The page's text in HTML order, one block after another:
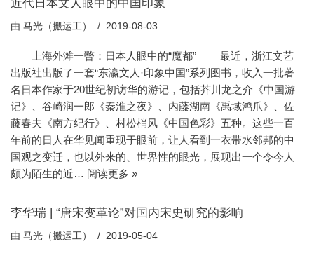
近代日本文人眼中的中国印象
由 马光（搬运工） 2019-08-03
上海外滩一瞥：日本人眼中的“魔都” 最近，浙江文艺
出版社出版了一套“东瀛文人·印象中国”系列图书，收入一批著
名日本作家于20世纪初访华的游记，包括芥川龙之介《中国游
记》、谷崎润一郎《秦淮之夜》、内藤湖南《禹域鸿爪》、佐
藤春夫《南方纪行》、村松梢风《中国色彩》五种。这些一百
年前的日人在华见闻重现于眼前，让人看到一衣带水邻邦的中
国观之变迁，也以外来的、世界性的眼光，展现出一个令今人
颇为陌生的近… 阅读更多 »
李华瑞 | “唐宋变革论”对国内宋史研究的影响
由 马光（搬运工） 2019-05-04